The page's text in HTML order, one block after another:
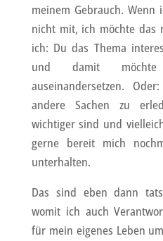
meinem Gebrauch.
nicht mit, ich möchte das
ich: Du das Thema
und damit
auseinandersetzen.
andere Sachen zu
wichtiger sind und
gerne bereit mich
unterhalten.
Das sind eben dann
womit ich auch
für mein eigenes Leben